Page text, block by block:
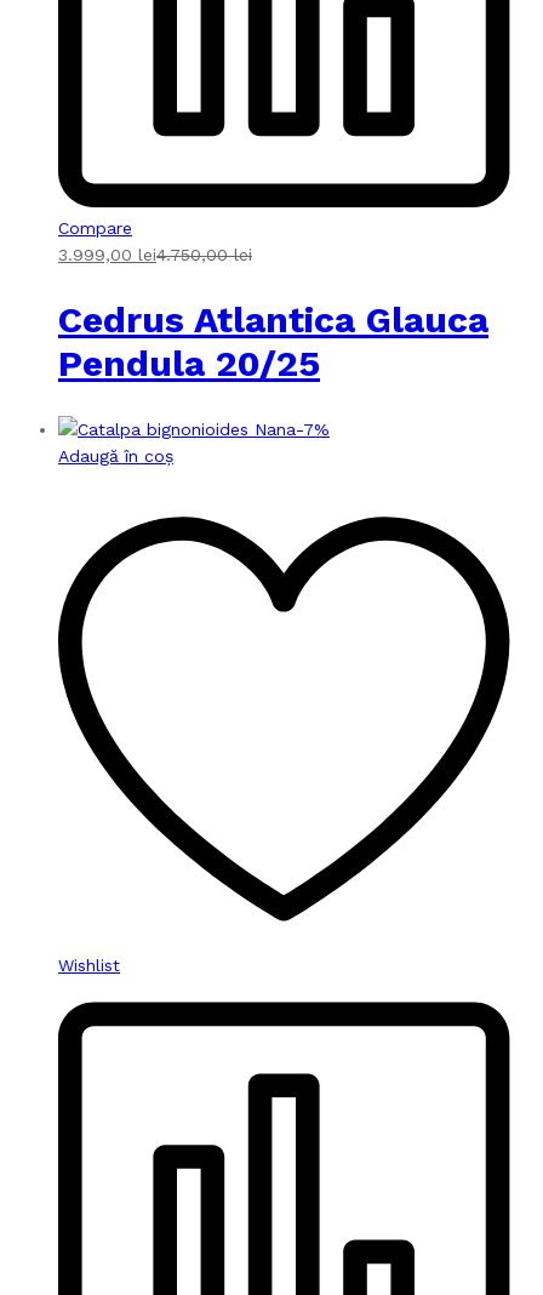
Compare
3.999,00 lei4.750,00lei
Cedrus Atlantica Glauca
Pendula 20/25
-7%
Adaugă în coș
Wishlist